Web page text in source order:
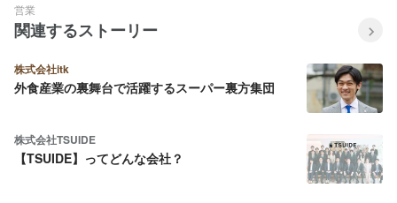
営業
関連するストーリー
株式会社itk
外食産業の裏舞台で活躍するスーパー裏方集団
株式会社TSUIDE
【TSUIDE】ってどんな会社？